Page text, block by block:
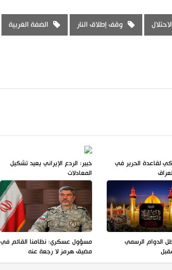
وقف إطلاق النار الضفة الغربية
لقاعدة الحرير في
خبير: الردع الإيراني يعيد تشكيل
المعادلات
الدوام الرسمي
مسؤول عسكري: نظامنا القائم في
مضيق هرمز لا رجعة عنه